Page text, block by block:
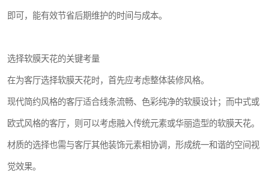
即可，能有效节省后期维护的时间与成本。
选择软膜天花的关键考量
在为客厅选择软膜天花时，首先应考虑整体装修风格。
现代简约风格的客厅适合线条流畅、色彩纯净的软膜设计；而中式或
欧式风格的客厅，则可以考虑融入传统元素或华丽造型的软膜天花。
材质的选择也需与客厅其他装饰元素相协调，形成统一和谐的空间视
觉效果。